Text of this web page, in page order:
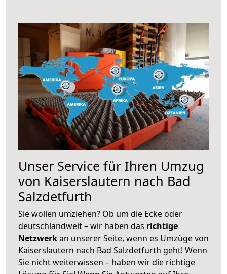
Unser Service für Ihren Umzug
von Kaiserslautern nach Bad
Salzdetfurth
Sie wollen umziehen? Ob um die Ecke oder
deutschlandweit – wir haben das richtige
Netzwerkan unserer Seite, wenn es Umzüge von
Kaiserslautern nach Bad Salzdetfurth geht! Wenn
Sie nicht weiterwissen – haben wir die richtige